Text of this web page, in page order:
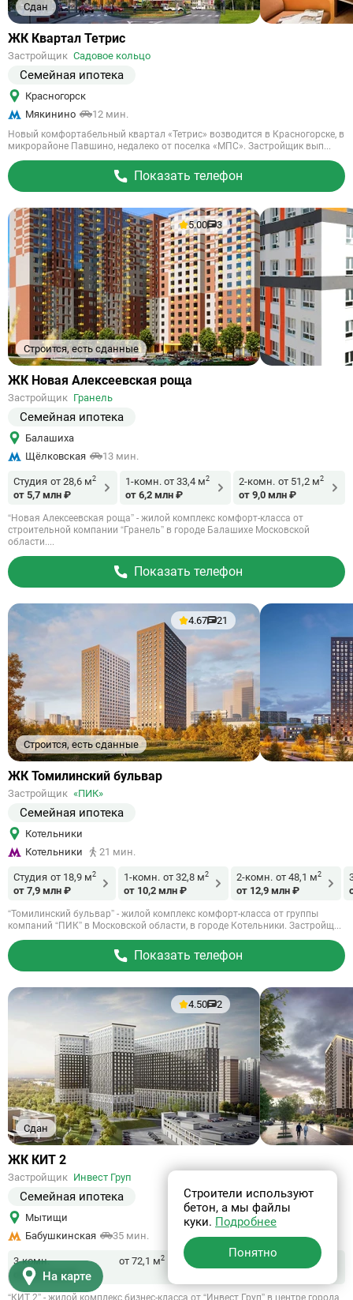
На карте
Сдан
Ссылка
объект
ЖК Квартал Тетрис
Застройщик Садовое кольцо
Семейная ипотека
Красногорск
Мякинино
12 мин.
Новый комфортабельный квартал «Тетрис» возводится в Красногорске, в
микрорайоне Павшино, недалеко от поселка «МПС». Застройщик вып...
Показать телефон
Строится, есть сданные
5.00 3
Ссылка
объект
ЖК Новая Алексеевская роща
Застройщик Гранель
Семейная ипотека
Балашиха
Щёлковская
13 мин.
Студия от 28,6 м2
от 5,7 млн ₽
1-комн. от 33,4 м2
от 6,2 млн ₽
2-комн. от 51,2 м2
от 9,0 млн ₽
“Новая Алексеевская роща” - жилой комплекс комфорт-класса от
строительной компании “Гранель” в городе Балашихе Московской
области....
Показать телефон
Строится, есть сданные
4.67 21
Ссылка
объект
ЖК Томилинский бульвар
Застройщик «ПИК»
Семейная ипотека
Котельники
Котельники
21 мин.
Студия от 18,9 м2
от 7,9 млн ₽
1-комн. от 32,8 м2
от 10,2 млн ₽
2-комн. от 48,1 м2
от 12,9 млн ₽
“Томилинский бульвар” - жилой комплекс комфорт-класса от группы
компаний “ПИК” в Московской области, в городе Котельники. Застройщ...
Показать телефон
Сдан
4.50 2
Ссылка
объект
ЖК КИТ 2
Застройщик Инвест Груп
Семейная ипотека
Мытищи
Бабушкинская
35 мин.
3-комн. от 72,1 м2
от 25,1 млн ₽
“КИТ 2” - жилой комплекс бизнес-класса от “Инвест Груп” в центре города
Строители используют
бетон, а мы файлы
куки. Подробнее
Понятно